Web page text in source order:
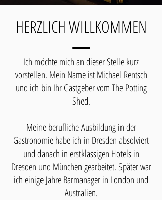
HERZLICH WILLKOMMEN
Ich möchte mich an dieser Stelle kurz
vorstellen. Mein Name ist Michael Rentsch
und ich bin Ihr Gastgeber vom The Potting
Shed.
Meine berufliche Ausbildung in der
Gastronomie habe ich in Dresden absolviert
und danach in erstklassigen Hotels in
Dresden und München gearbeitet. Später war
ich einige Jahre Barmanager in London und
Australien.